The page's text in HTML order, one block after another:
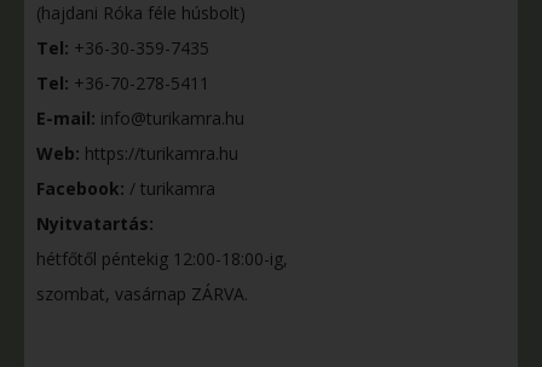
(hajdani Róka féle húsbolt)
Tel: +36-30-359-7435
Tel: +36-70-278-5411
E-mail: info@turikamra.hu
Web: https://turikamra.hu
Facebook: / turikamra
Nyitvatartás:
hétfőtől péntekig 12:00-18:00-ig,
szombat, vasárnap ZÁRVA.